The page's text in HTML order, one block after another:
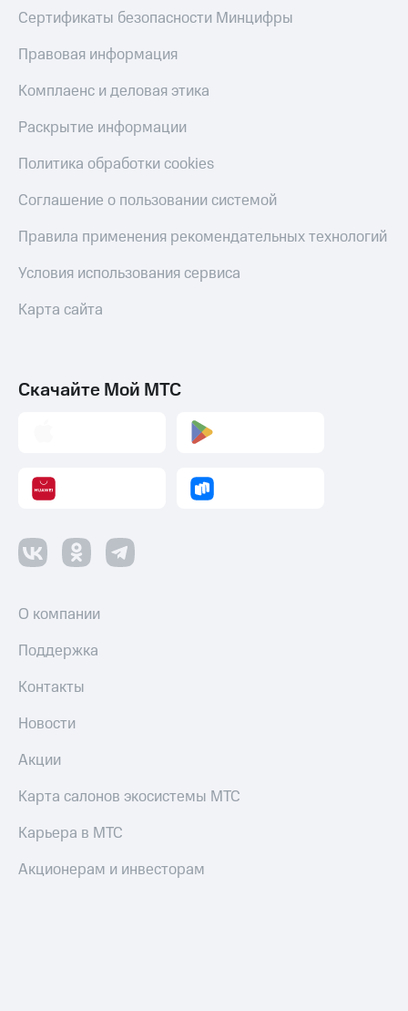
Сертификаты безопасности Минцифры
Правовая информация
Комплаенс и деловая этика
Раскрытие информации
Политика обработки cookies
Соглашение о пользовании системой
Правила применения рекомендательных технологий
Условия использования сервиса
Карта сайта
Скачайте Мой МТС
О компании
Поддержка
Контакты
Новости
Акции
Карта салонов экосистемы МТС
Карьера в МТС
Акционерам и инвесторам